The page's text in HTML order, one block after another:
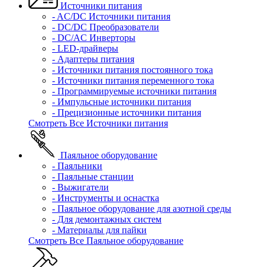
Источники питания
- AC/DC Источники питания
- DC/DC Преобразователи
- DC/AC Инверторы
- LED-драйверы
- Адаптеры питания
- Источники питания постоянного тока
- Источники питания переменного тока
- Программируемые источники питания
- Импульсные источники питания
- Прецизионные источники питания
Смотреть Все Источники питания
Паяльное оборудование
- Паяльники
- Паяльные станции
- Выжигатели
- Инструменты и оснастка
- Паяльное оборудование для азотной среды
- Для демонтажных систем
- Материалы для пайки
Смотреть Все Паяльное оборудование